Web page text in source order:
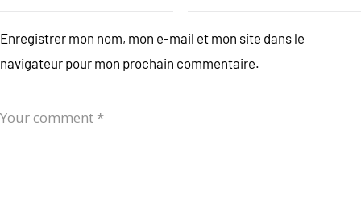
Enregistrer mon nom, mon e-mail et mon site dans le
navigateur pour mon prochain commentaire.